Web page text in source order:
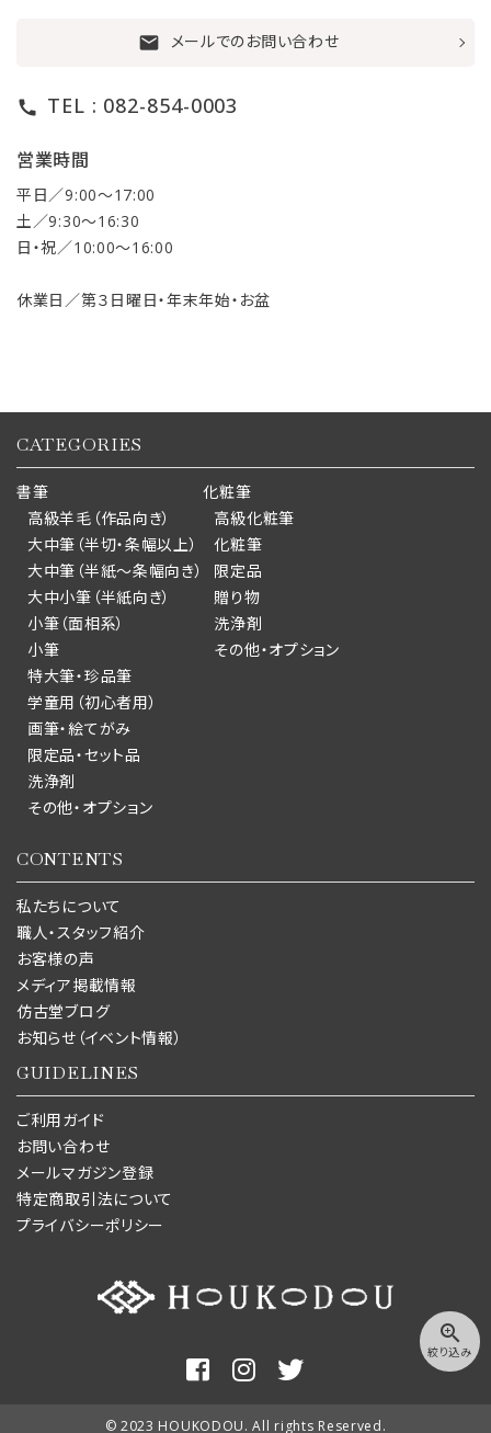
zoom_in
絞り込み
mail メールでのお問い合わせ
call TEL : 082-854-0003
営業時間
平日／9:00〜17:00
土／9:30〜16:30
日・祝／10:00〜16:00
休業日／第３日曜日・年末年始・お盆
CATEGORIES
書筆
高級羊毛（作品向き）
大中筆（半切・条幅以上）
大中筆（半紙～条幅向き）
大中小筆（半紙向き）
小筆（面相系）
小筆
特大筆・珍品筆
学童用（初心者用）
画筆・絵てがみ
限定品・セット品
洗浄剤
その他・オプション
化粧筆
高級化粧筆
化粧筆
限定品
贈り物
洗浄剤
その他・オプション
CONTENTS
私たちについて
職人・スタッフ紹介
お客様の声
メディア掲載情報
仿古堂ブログ
お知らせ（イベント情報）
GUIDELINES
ご利用ガイド
お問い合わせ
メールマガジン登録
特定商取引法について
プライバシーポリシー
© 2023 HOUKODOU. All rights Reserved.